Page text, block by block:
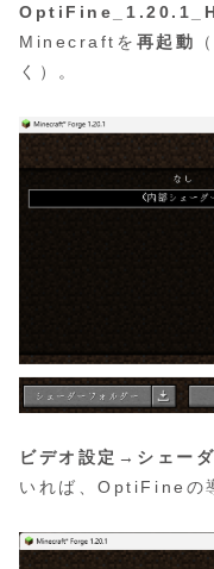
Minecraftを 再起動
く）。
ビデオ設定 → シェー
いれば、OptiFineの